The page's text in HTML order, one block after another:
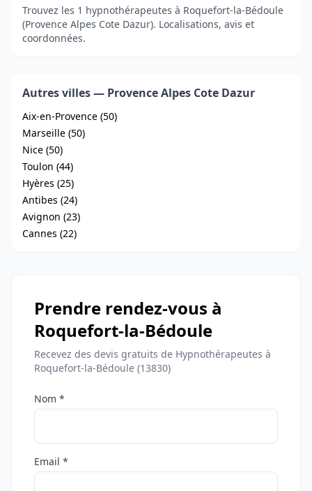
Trouvez les 1 hypnothérapeutes à Roquefort-la-Bédoule
(Provence Alpes Cote Dazur). Localisations, avis et
coordonnées.
Autres villes — Provence Alpes Cote Dazur
Aix-en-Provence (50)
Marseille (50)
Nice (50)
Toulon (44)
Hyères (25)
Antibes (24)
Avignon (23)
Cannes (22)
Prendre rendez-vous à
Roquefort-la-Bédoule
Recevez des devis gratuits de Hypnothérapeutes à
Roquefort-la-Bédoule (13830)
Nom *
Email *